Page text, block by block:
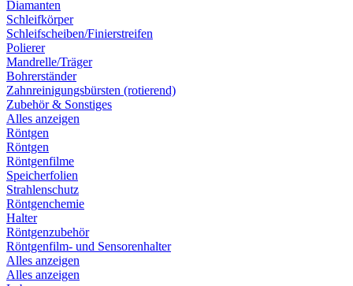
Diamanten
Schleifkörper
Schleifscheiben/Finierstreifen
Polierer
Mandrelle/Träger
Bohrerständer
Zahnreinigungsbürsten (rotierend)
Zubehör & Sonstiges
Alles anzeigen
Röntgen
Röntgen
Röntgenfilme
Speicherfolien
Strahlenschutz
Röntgenchemie
Halter
Röntgenzubehör
Röntgenfilm- und Sensorenhalter
Alles anzeigen
Alles anzeigen